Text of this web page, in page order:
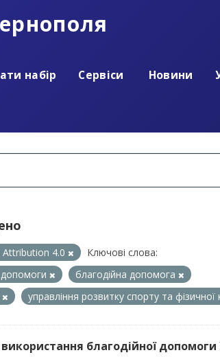
набір Сервіси Новини
4.0
Ключові слова:
допомоги
благодійна допомога
управління розвитку спорту та фізичної
благодійної допомоги